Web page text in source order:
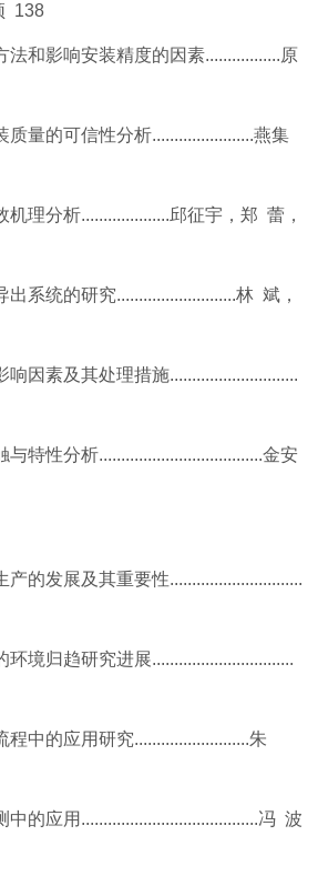
138
和影响安装精度的因素.................原
量的可信性分析.......................燕集
理分析....................邱征宇，郑 蕾，
系统的研究...........................林 斌，
因素及其处理措施.............................
特性分析.....................................金安
的发展及其重要性..............................
境归趋研究进展................................
中的应用研究..........................朱
的应用........................................冯 波